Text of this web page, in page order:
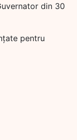
din 30
pentru